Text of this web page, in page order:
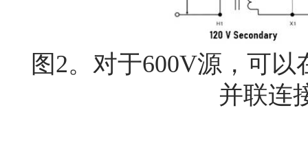
图2。对于600V源，可以
并联连